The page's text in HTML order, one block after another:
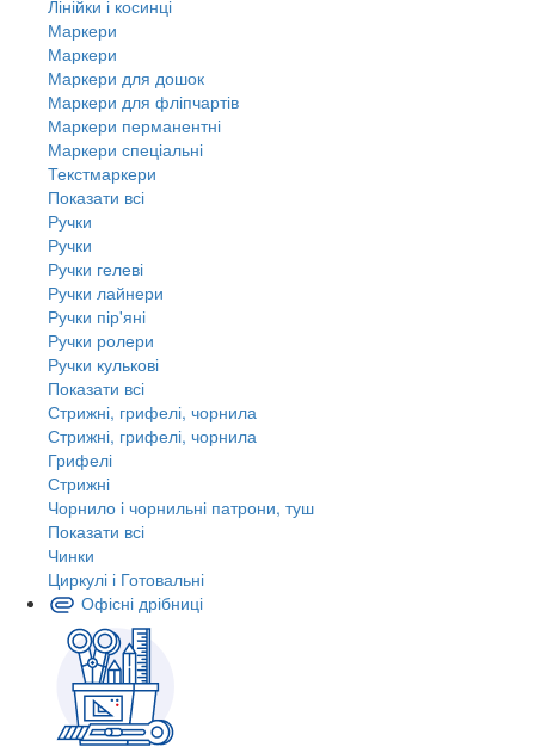
Лінійки і косинці
Маркери
Маркери
Маркери для дошок
Маркери для фліпчартів
Маркери перманентні
Маркери спеціальні
Текстмаркери
Показати всі
Ручки
Ручки
Ручки гелеві
Ручки лайнери
Ручки пір'яні
Ручки ролери
Ручки кулькові
Показати всі
Стрижні, грифелі, чорнила
Стрижні, грифелі, чорнила
Грифелі
Стрижні
Чорнило і чорнильні патрони, туш
Показати всі
Чинки
Циркулі і Готовальні
Офісні дрібниці